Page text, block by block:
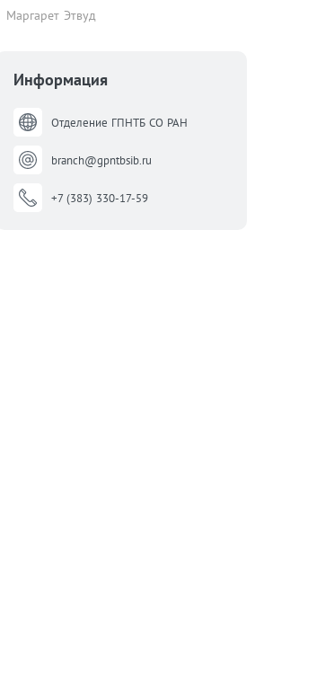
Маргарет Этвуд
Информация
Отделение ГПНТБ СО РАН
branch@gpntbsib.ru
+7 (383) 330-17-59